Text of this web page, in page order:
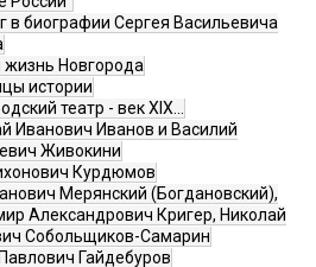
в биографии Сергея Васильевича
жизнь Новгорода
истории
театр - век XIX…
Иванович Иванов и Василий
Живокини
Курдюмов
Мерянский (Богдановский),
Александрович Кригер, Николай
Собольщиков-Самарин
Гайдебуров